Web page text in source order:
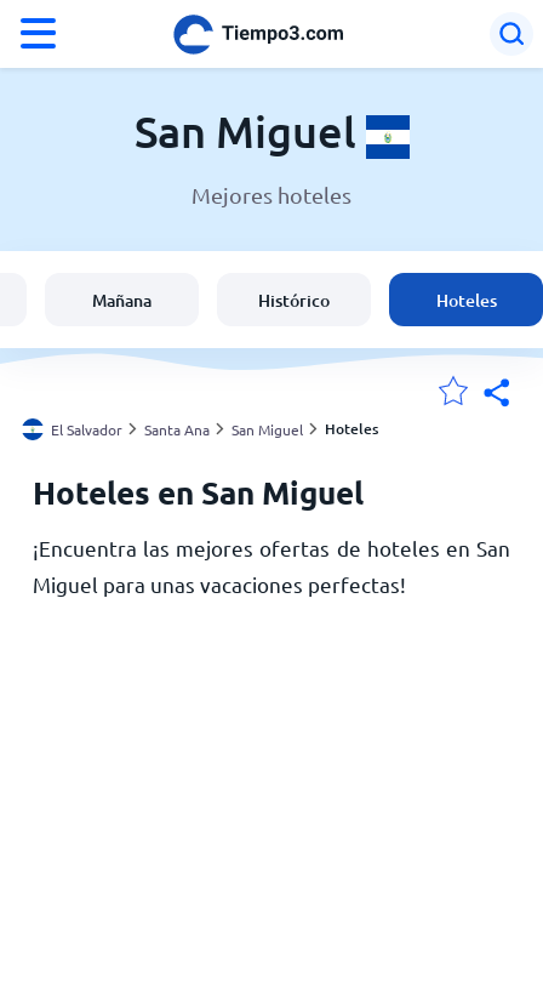
El clima en San Miguel
España
Argentina
Mis ubicaciones
Inicio
San Miguel
Mejores hoteles
Mañana Histórico Hoteles
El Salvador Santa Ana San Miguel Hoteles
Hoteles en San Miguel
¡Encuentra las mejores ofertas de hoteles en San
Miguel para unas vacaciones perfectas!